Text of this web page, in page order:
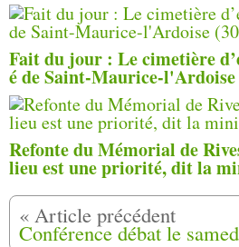
Fait du jour : Le cimetière
é de Saint-Maurice-l'Ardoise
Refonte du Mémorial de
lieu est une priorité, dit la